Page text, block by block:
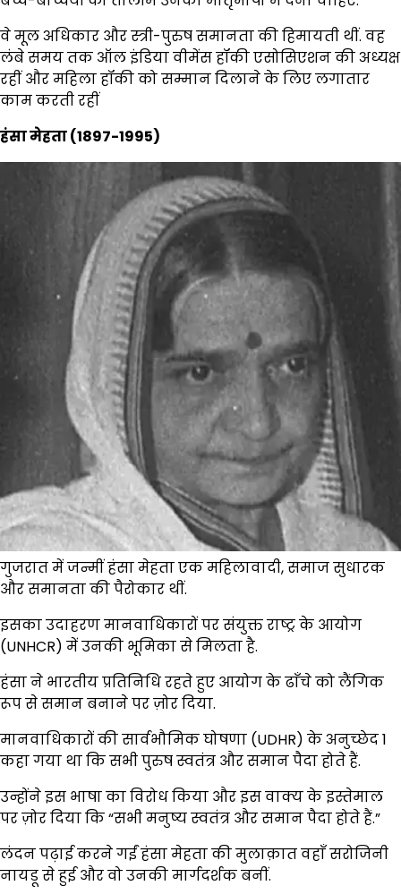
वे मूल अधिकार और स्त्री-पुरुष समानता की हिमायती थीं. वह
लंबे समय तक ऑल इंडिया वीमेंस हॉकी एसोसिएशन की अध्यक्ष
रहीं और महिला हॉकी को सम्मान दिलाने के लिए लगातार
काम करती रहीं
हंसा मेहता (1897-1995)
गुजरात में जन्मीं हंसा मेहता एक महिलावादी, समाज सुधारक
और समानता की पैरोकार थीं.
इसका उदाहरण मानवाधिकारों पर संयुक्त राष्ट्र के आयोग
(UNHCR) में उनकी भूमिका से मिलता है.
हंसा ने भारतीय प्रतिनिधि रहते हुए आयोग के ढाँचे को लैंगिक
रूप से समान बनाने पर ज़ोर दिया.
मानवाधिकारों की सार्वभौमिक घोषणा (UDHR) के अनुच्छेद 1
कहा गया था कि सभी पुरुष स्वतंत्र और समान पैदा होते हैं.
उन्होंने इस भाषा का विरोध किया और इस वाक्य के इस्तेमाल
पर ज़ोर दिया कि “सभी मनुष्य स्वतंत्र और समान पैदा होते हैं.”
लंदन पढ़ाई करने गईं हंसा मेहता की मुलाक़ात वहाँ सरोजिनी
नायडू से हुई और वो उनकी मार्गदर्शक बनीं.